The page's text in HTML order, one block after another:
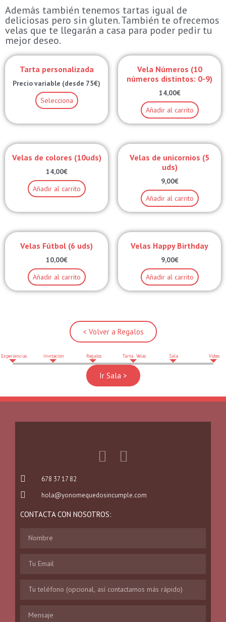
Además también tenemos tartas igual de
deliciosas pero sin gluten. También te ofrecemos
velas que te llegarán a casa para poder pedir tu
mejor deseo.
Tarta personalizada
Precio variable (desde 75€)
Selecciona
Vela Números (10
números distintos: 0-9)
14,00€
Añadir al carrito
Velas de colores (10uds)
14,00€
Añadir al carrito
Velas de unicornios (5
uds)
9,00€
Añadir al carrito
Velas Fútbol (6 uds)
10,00€
Añadir al carrito
Velas Happy Birthday
9,00€
Añadir al carrito
< Volver a Regalos
Experiencias Invitación Regalos Tarta · Velas Sala Vídeo
Ir Sala >
678 37 17 82
hola@yonomequedosincumple.com
CONTACTA CON NOSOTROS: